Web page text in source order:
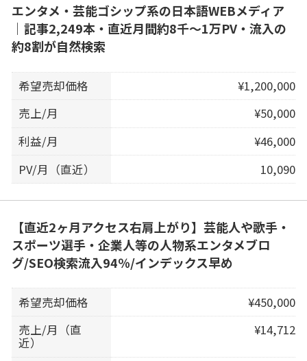
エンタメ・芸能ゴシップ系の日本語WEBメディア
｜記事2,249本・直近月間約8千〜1万PV・流入の
約8割が自然検索
希望売却価格
¥1,200,000
売上/月
¥50,000
利益/月
¥46,000
PV/月（直近）
10,090
【直近2ヶ月アクセス右肩上がり】芸能人や歌手・
スポーツ選手・企業人等の人物系エンタメブロ
グ/SEO検索流入94％/インデックス早め
希望売却価格
¥450,000
売上/月（直
近）
¥14,712